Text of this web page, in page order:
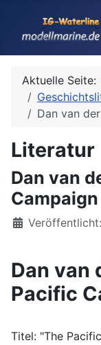
Aktuelle Seite:
Dan van
Literatur
Dan van
Campaign
Details
Dan van
Pacific
Titel: "The